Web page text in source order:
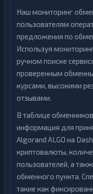
Наш мониторинг
пользователям
предложения по
Используя
ручном поиске
проверенным
курсами, высокими
отзывами.
В таблице
информация для
Algorand ALGO на
криптовалюты,
пользователей, а
обменного пункта.
такие как